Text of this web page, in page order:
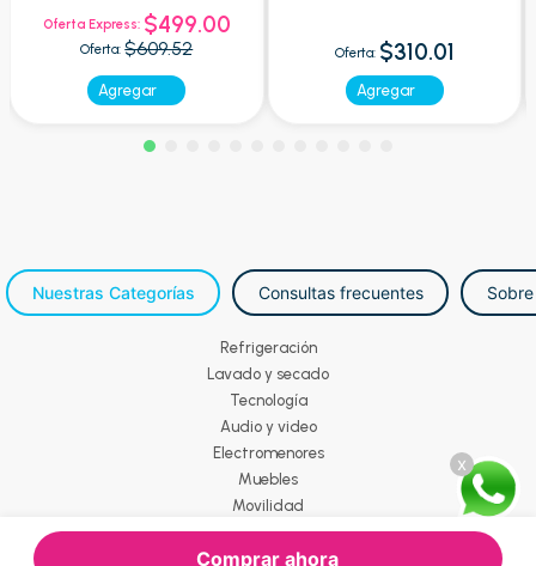
x
Comprar ahora
Oferta Express: $499.00
Oferta: $609.52
Agregar
Oferta: $310.01
Agregar
Nuestras Categorías Consultas frecuentes
Refrigeración
Lavado y secado
Tecnología
Audio y video
Electromenores
Muebles
Movilidad